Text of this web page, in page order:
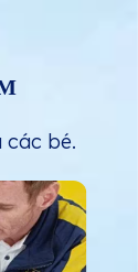
các bé.